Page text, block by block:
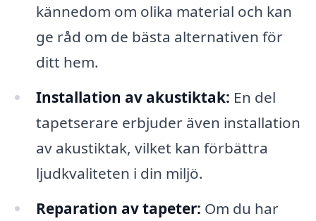
kännedom om olika material och kan
ge råd om de bästa alternativen för
ditt hem.
Installation av akustiktak: En del
tapetserare erbjuder även installation
av akustiktak, vilket kan förbättra
ljudkvaliteten i din miljö.
Reparation av tapeter: Om du har